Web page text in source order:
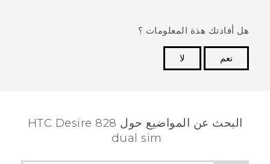
هل أفادتك هذة المعلومات ؟
نعم
لا
البحث عن المواضيع حول HTC Desire 828
dual sim